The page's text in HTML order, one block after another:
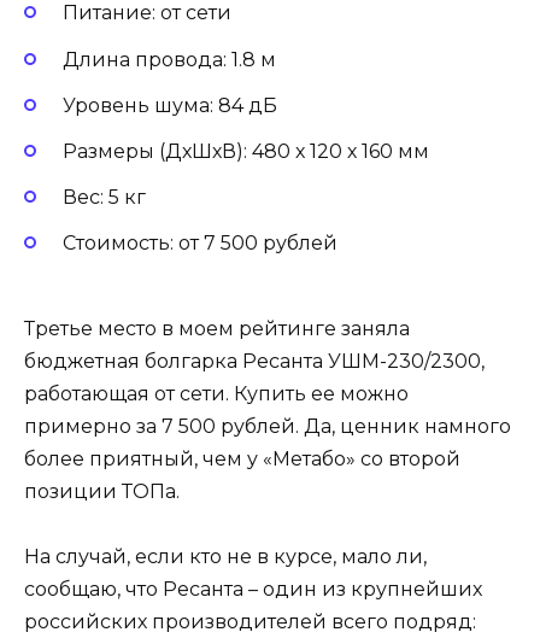
Питание: от сети
Длина провода: 1.8 м
Уровень шума: 84 дБ
Размеры (ДхШхВ): 480 х 120 х 160 мм
Вес: 5 кг
Стоимость: от 7 500 рублей
Третье место в моем рейтинге заняла
бюджетная болгарка Ресанта УШМ-230/2300,
работающая от сети. Купить ее можно
примерно за 7 500 рублей. Да, ценник намного
более приятный, чем у «Метабо» со второй
позиции ТОПа.
На случай, если кто не в курсе, мало ли,
сообщаю, что Ресанта – один из крупнейших
российских производителей всего подряд: